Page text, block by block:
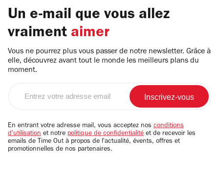
Un e-mail que vous allez
vraiment aimer
Vous ne pourrez plus vous passer de notre newsletter. Grâce à
elle, découvrez avant tout le monde les meilleurs plans du
moment.
email
En entrant votre adresse mail, vous acceptez nos conditions
d'utilisation et notre politique de confidentialité et de recevoir les
emails de Time Out à propos de l'actualité, évents, offres et
promotionnelles de nos partenaires.